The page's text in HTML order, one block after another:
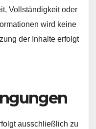
Vollständigkeit oder
wird keine
der Inhalte erfolgt
ausschließlich zu